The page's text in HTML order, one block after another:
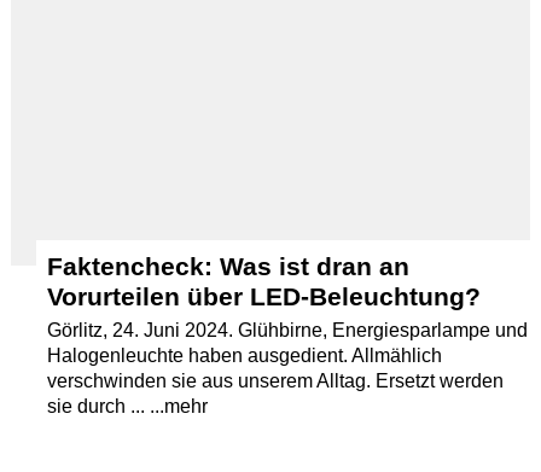
Faktencheck: Was ist dran an
Vorurteilen über LED-Beleuchtung?
Görlitz, 24. Juni 2024. Glühbirne, Energiesparlampe und
Halogenleuchte haben ausgedient. Allmählich
verschwinden sie aus unserem Alltag. Ersetzt werden
sie durch ... ...mehr